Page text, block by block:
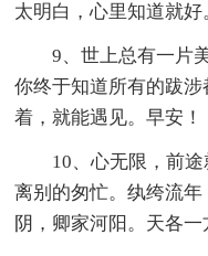
太明白，心里知道就好
9、世上总有一片
你终于知道所有的跋
着，就能遇见。早安！
10、心无限，前途
离别的匆忙。纨绔流
阴，卿家河阳。天各一